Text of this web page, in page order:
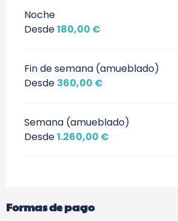
Noche
Desde180,00 €
Fin de semana (amueblado)
Desde 360,00 €
Semana (amueblado)
Desde1.260,00 €
Formas de pago